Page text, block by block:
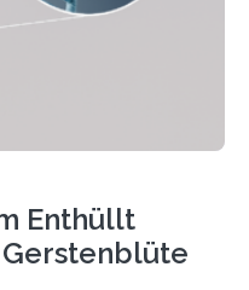
Die
und…
Enthüllt